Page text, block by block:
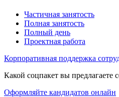
Частичная занятость
Полная занятость
Полный день
Проектная работа
Корпоративная поддержка
Какой соцпакет вы предлагаете
Оформляйте кандидатов онлайн